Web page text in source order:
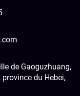
de Gaoguzhuang,
du Hebei,